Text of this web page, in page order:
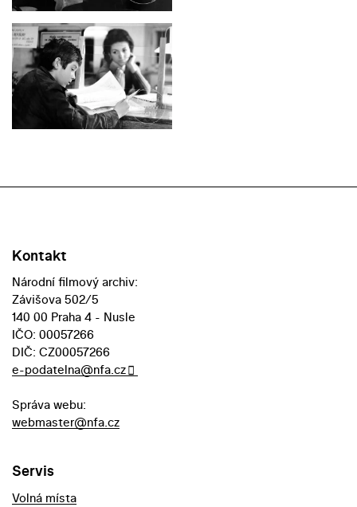
Kontakt
Národní filmový archiv:
Závišova 502/5
140 00 Praha 4 - Nusle
IČO: 00057266
DIČ: CZ00057266
e-podatelna@nfa.cz
Správa webu:
webmaster@nfa.cz
Servis
Volná místa